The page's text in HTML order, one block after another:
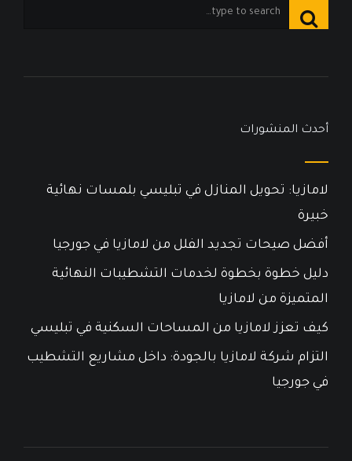
أحدث المنشورات
لامازيا: تحويل المنازل في تبليسي بلمسات نهائية
خبيرة
أفضل صيحات تجديد الفلل من لامازيا في جورجيا
دليل خطوة بخطوة لخدمات التشطيبات النهائية
المتميزة من لامازيا
كيف تعزز لامازيا من المساحات السكنية في تبليسي
التزام شركة لامازيا بالجودة: داخل مشاريع التشطيب
في جورجيا